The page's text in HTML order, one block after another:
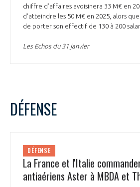
chiffre d’affaires avoisinera 33 M€ en
d'atteindre les 50 M€ en 2025, alors
de porter son effectif de 130 à 200
Les Echos du 31 janvier
DÉFENSE
DÉFENSE
La France et l'Italie
antiaériens Aster à MBDA et